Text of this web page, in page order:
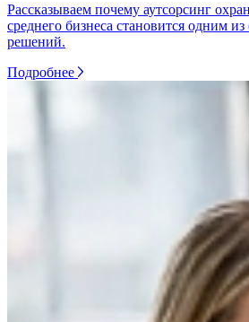
Рассказываем почему аутсорсинг
среднего бизнеса становится одним
решений.
Подробнее